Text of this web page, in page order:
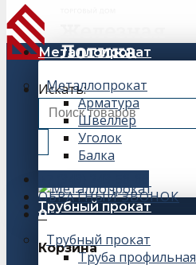
Искать:
ОБРАТНЫЙ ЗВОНОК
0
Корзина
Металлопрокат
Металлопрокат
Арматура
Швеллер
Уголок
Балка
Трубный прокат
Трубный прокат
Труба профильная